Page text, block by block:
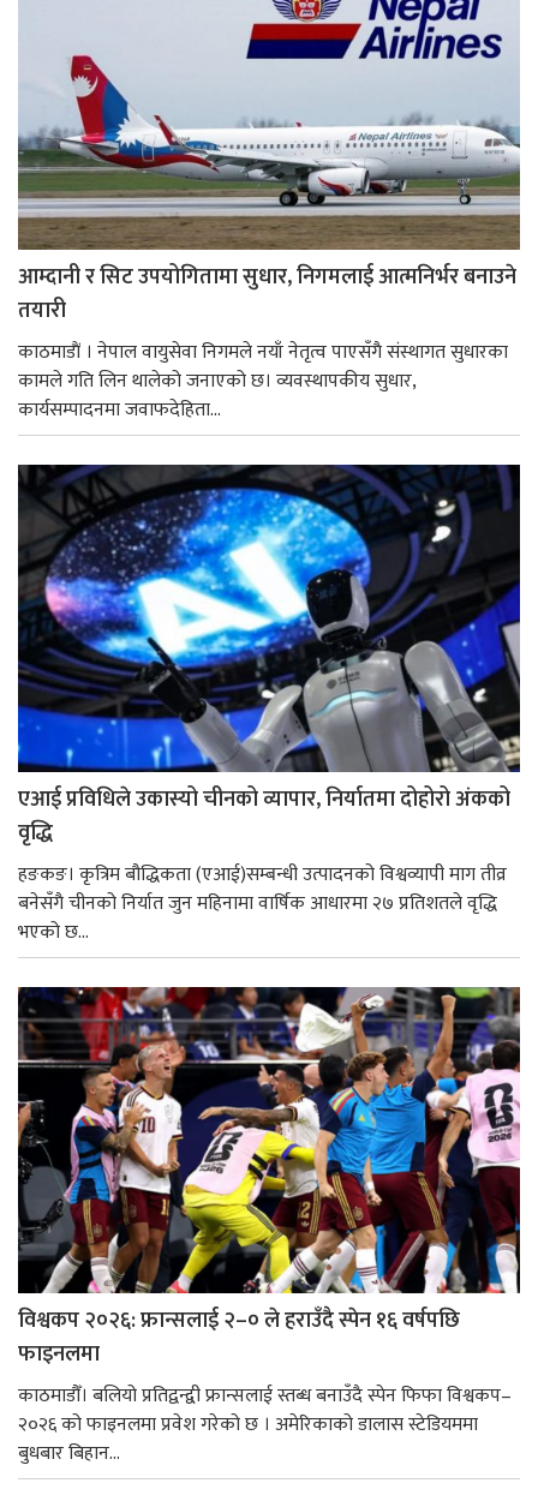
आम्दानी र सिट उपयोगितामा सुधार, निगमलाई आत्मनिर्भर बनाउने
तयारी
काठमाडाैं । नेपाल वायुसेवा निगमले नयाँ नेतृत्व पाएसँगै संस्थागत सुधारका
कामले गति लिन थालेको जनाएको छ। व्यवस्थापकीय सुधार,
कार्यसम्पादनमा जवाफदेहिता...
एआई प्रविधिले उकास्यो चीनको व्यापार, निर्यातमा दोहोरो अंकको
वृद्धि
हङकङ। कृत्रिम बौद्धिकता (एआई)सम्बन्धी उत्पादनको विश्वव्यापी माग तीव्र
बनेसँगै चीनको निर्यात जुन महिनामा वार्षिक आधारमा २७ प्रतिशतले वृद्धि
भएको छ...
विश्वकप २०२६: फ्रान्सलाई २–० ले हराउँदै स्पेन १६ वर्षपछि
फाइनलमा
काठमाडौँ। बलियो प्रतिद्वन्द्वी फ्रान्सलाई स्तब्ध बनाउँदै स्पेन फिफा विश्वकप–
२०२६ को फाइनलमा प्रवेश गरेको छ । अमेरिकाको डालास स्टेडियममा
बुधबार बिहान...